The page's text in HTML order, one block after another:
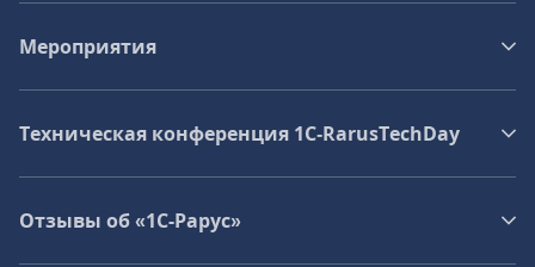
Мероприятия
Техническая конференция 1C‑RarusTechDay
Отзывы об «1С-Рарус»